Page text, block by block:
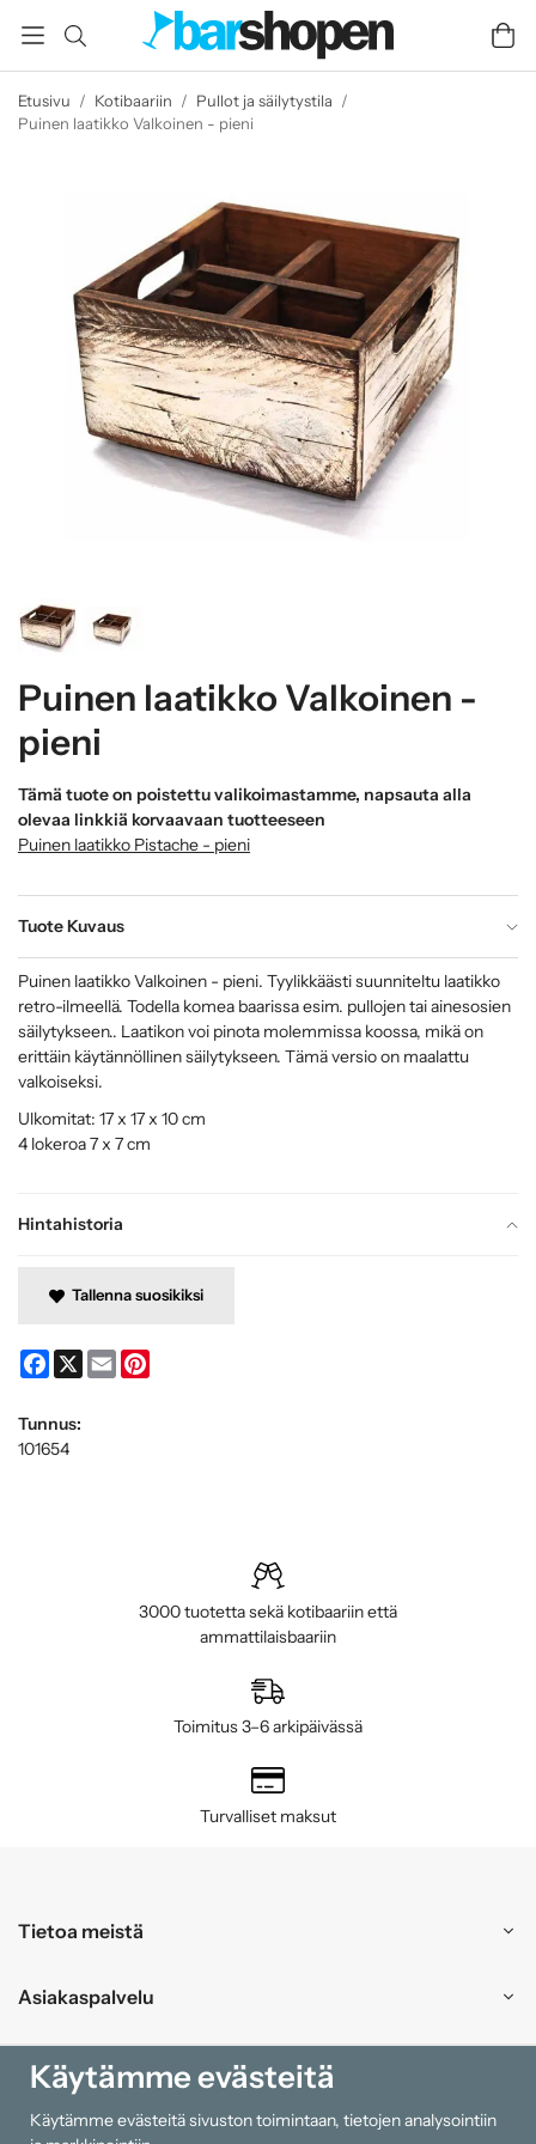
Etusivu / Kotibaariin / Pullot ja säilytystila /
Puinen laatikko Valkoinen - pieni
Puinen laatikko Valkoinen -
pieni
Tämä tuote on poistettu valikoimastamme, napsauta alla
olevaa linkkiä korvaavaan tuotteeseen
Puinen laatikko Pistache - pieni
Tuote Kuvaus
Hintahistoria
Puinen laatikko Valkoinen - pieni. Tyylikkäästi suunniteltu laatikko
retro-ilmeellä. Todella komea baarissa esim. pullojen tai ainesosien
säilytykseen.. Laatikon voi pinota molemmissa koossa, mikä on
erittäin käytännöllinen säilytykseen. Tämä versio on maalattu
valkoiseksi.
Ulkomitat: 17 x 17 x 10 cm
4 lokeroa 7 x 7 cm
Tallenna suosikiksi
Facebook
X Email
Tunnus:
101654
3000 tuotetta sekä kotibaariin että
ammattilaisbaariin
Toimitus 3–6 arkipäivässä
Turvalliset maksut
Tietoa meistä
Asiakaspalvelu
Ostokset
Tiedot
Käytämme evästeitä
Käytämme evästeitä sivuston toimintaan, tietojen analysointiin